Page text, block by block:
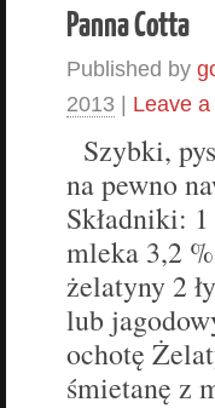
Panna Cotta
Published by
2013 | Leave
Szybki,
na pewno
Składniki:
mleka 3,2
żelatyny 2
lub
ochotę
śmietanę z